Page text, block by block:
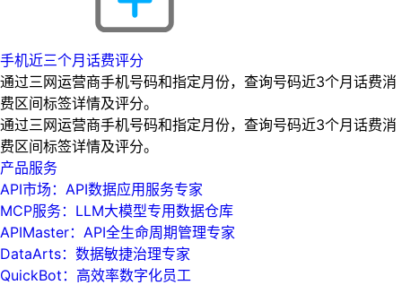
手机近三个月话费评分
通过三网运营商手机号码和指定月份，查询号码近3个月话费消
费区间标签详情及评分。
通过三网运营商手机号码和指定月份，查询号码近3个月话费消
费区间标签详情及评分。
产品服务
API市场：API数据应用服务专家
MCP服务：LLM大模型专用数据仓库
APIMaster：API全生命周期管理专家
DataArts：数据敏捷治理专家
QuickBot：高效率数字化员工